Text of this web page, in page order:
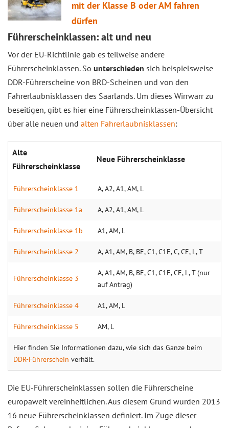
mit der Klasse B oder AM fahren
dürfen
Führerscheinklassen: alt und neu
Vor der EU-Richtlinie gab es teilweise andere
Führerscheinklassen. So unterschieden sich beispielsweise
DDR-Führerscheine von BRD-Scheinen und von den
Fahrerlaubnisklassen des Saarlands. Um dieses Wirrwarr zu
beseitigen, gibt es hier eine Führerscheinklassen-Übersicht
über alle neuen und alten Fahrerlaubnisklassen:
Alte
Führerscheinklasse
Neue Führerscheinklasse
Führerscheinklasse 1 A, A2, A1, AM, L
Führerscheinklasse 1a A, A2, A1, AM, L
Führerscheinklasse 1b A1, AM, L
Führerscheinklasse 2 A, A1, AM, B, BE, C1, C1E, C, CE, L, T
Führerscheinklasse 3
A, A1, AM, B, BE, C1, C1E, CE, L, T (nur
auf Antrag)
Führerscheinklasse 4 A1, AM, L
Führerscheinklasse 5 AM, L
Hier finden Sie Informationen dazu, wie sich das Ganze beim
DDR-Führerschein verhält.
Die EU-Führerscheinklassen sollen die Führerscheine
europaweit vereinheitlichen. Aus diesem Grund wurden 2013
16 neue Führerscheinklassen definiert. Im Zuge dieser